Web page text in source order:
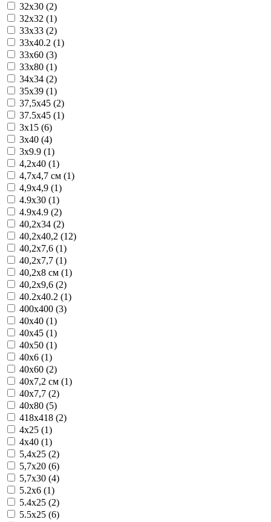
32x30 (2)
32x32 (1)
33x33 (2)
33x40.2 (1)
33x60 (3)
33x80 (1)
34x34 (2)
35x39 (1)
37,5x45 (2)
37.5x45 (1)
3x15 (6)
3x40 (4)
3x9.9 (1)
4,2x40 (1)
4,7x4,7 см (1)
4,9x4,9 (1)
4.9x30 (1)
4.9x4.9 (2)
40,2x34 (2)
40,2x40,2 (12)
40,2x7,6 (1)
40,2x7,7 (1)
40,2x8 см (1)
40,2x9,6 (2)
40.2x40.2 (1)
400x400 (3)
40x40 (1)
40x45 (1)
40x50 (1)
40x6 (1)
40x60 (2)
40x7,2 см (1)
40x7,7 (2)
40x80 (5)
418x418 (2)
4x25 (1)
4x40 (1)
5,4x25 (2)
5,7x20 (6)
5,7x30 (4)
5.2x6 (1)
5.4x25 (2)
5.5x25 (6)